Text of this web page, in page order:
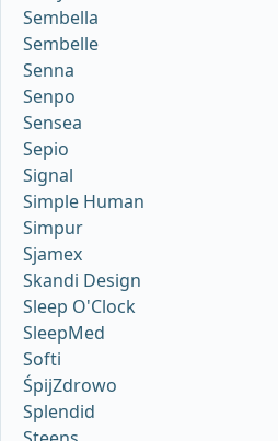
Sembella
Sembelle
Senna
Senpo
Sensea
Sepio
Signal
Simple Human
Simpur
Sjamex
Skandi Design
Sleep O'Clock
SleepMed
Softi
ŚpijZdrowo
Splendid